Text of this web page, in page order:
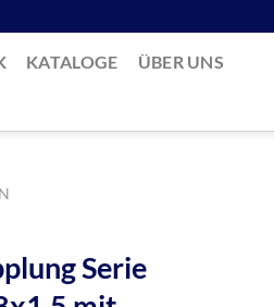
KATALOGE
ÜBER UNS
Serie